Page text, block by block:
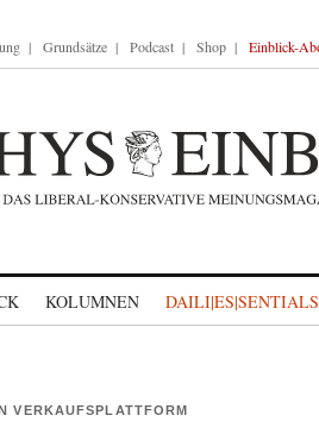
Grundsätze Podcast Shop Einblick-
KOLUMNEN DAILI|ES|SENTIALS
VERKAUFSPLATTFORM